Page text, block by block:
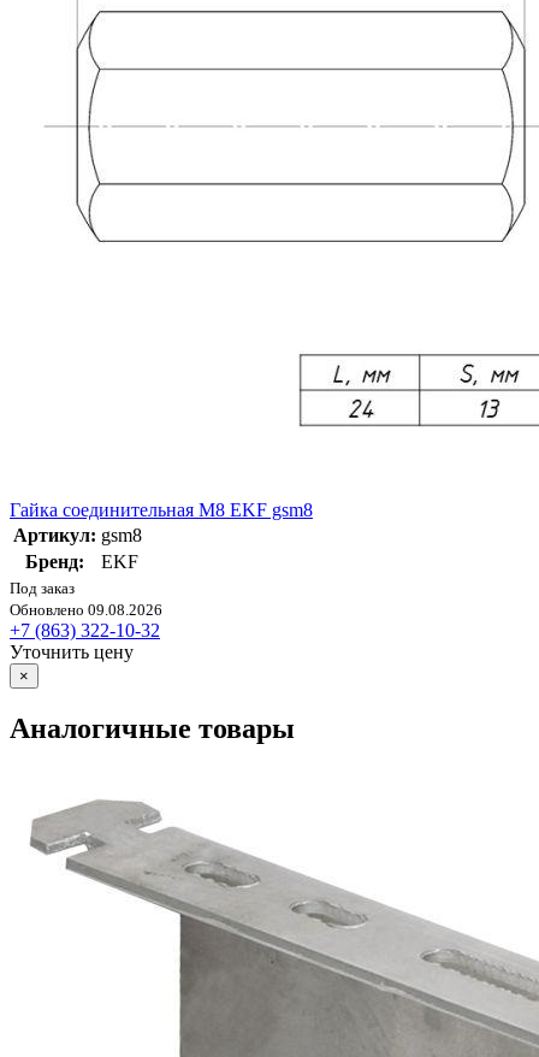
Гайка соединительная М8 EKF gsm8
Артикул: gsm8
Бренд:
EKF
Под заказ
Обновлено 09.08.2026
+7 (863) 322-10-32
Уточнить цену
×
Аналогичные товары